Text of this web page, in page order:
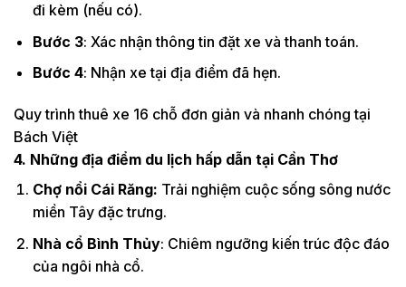
đi kèm (nếu có).
Bước 3: Xác nhận thông tin đặt xe và thanh toán.
Bước 4: Nhận xe tại địa điểm đã hẹn.
Quy trình thuê xe 16 chỗ đơn giản và nhanh chóng tại
Bách Việt
4. Những địa điểm du lịch hấp dẫn tại Cần Thơ
Chợ nổi Cái Răng: Trải nghiệm cuộc sống sông nước
miền Tây đặc trưng.
Nhà cổ Bình Thủy: Chiêm ngưỡng kiến trúc độc đáo
của ngôi nhà cổ.